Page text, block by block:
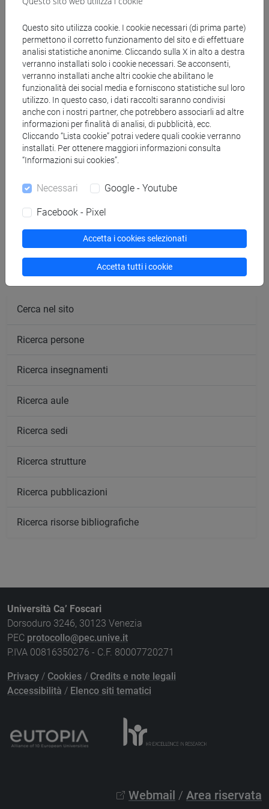
Docenti
CANGIANO Mimmo- 30h Lezione
Materiali didattici
Materiali su Moodle
scienze del testo letterario e della comunicazione
Cerca nel sito
Ricerca persone
Ricerca insegnamenti
Ricerca aule
Ricerca sedi
Ricerca strutture
Ricerca pubblicazioni
Ricerca risorse bibliografiche
Università Ca’ Foscari
Dorsoduro 3246, 30123 Venezia
PEC protocollo@pec.unive.it
P.IVA 00816350276 - C.F. 80007720271
Privacy / Cookies / Credits e note legali
Accessibilità / Elenco siti tematici
Webmail / Area riservata
Questo sito utilizza cookie. I cookie necessari (di prima parte)
permettono il corretto funzionamento del sito e di effettuare
analisi statistiche anonime. Cliccando sulla X in alto a destra
verranno installati solo i cookie necessari. Se acconsenti,
verranno installati anche altri cookie che abilitano le
funzionalità dei social media e forniscono statistiche sul loro
utilizzo. In questo caso, i dati raccolti saranno condivisi
anche con i nostri partner, che potrebbero associarli ad altre
informazioni per finalità di analisi, di pubblicità, ecc.
Cliccando “Lista cookie” potrai vedere quali cookie verranno
installati. Per ottenere maggiori informazioni consulta
“Informazioni sui cookies”.
Necessari Google - Youtube
Facebook - Pixel
Accetta i cookies selezionati
Accetta tutti i cookie